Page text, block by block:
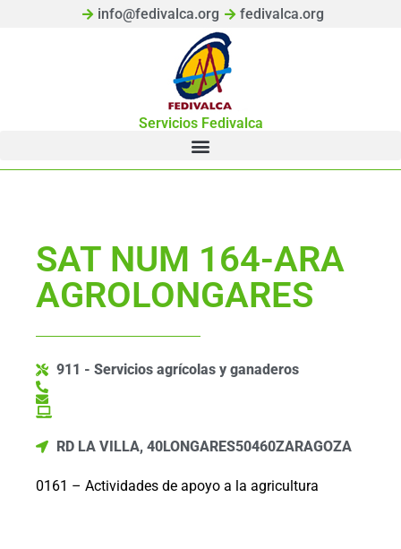
info@fedivalca.org fedivalca.org
Servicios Fedivalca
SAT NUM 164-ARA
AGROLONGARES
911 - Servicios agrícolas y ganaderos
RD LA VILLA, 40LONGARES50460ZARAGOZA
0161 – Actividades de apoyo a la agricultura